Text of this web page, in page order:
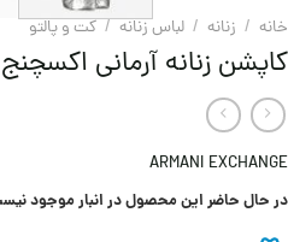
خانه / زنانه / لباس زنانه / کت و پالتو
کاپشن زنانه آرمانی اکسچنج
ARMANI EXCHANGE
در حال حاضر این محصول در انبار موجود